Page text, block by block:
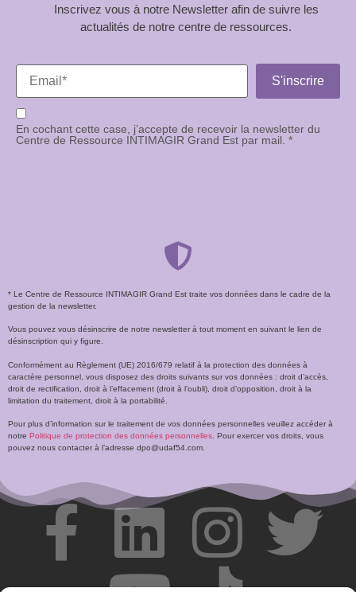
Inscrivez vous à notre Newsletter afin de suivre les
actualités de notre centre de ressources.
En cochant cette case, j’accepte de recevoir la newsletter du
Centre de Ressource INTIMAGIR Grand Est par mail. *
* Le Centre de Ressource INTIMAGIR Grand Est traite vos données dans le cadre de la
gestion de la newsletter.
Vous pouvez vous désinscrire de notre newsletter à tout moment en suivant le lien de
désinscription qui y figure.
Conformément au Règlement (UE) 2016/679 relatif à la protection des données à
caractère personnel, vous disposez des droits suivants sur vos données : droit d’accès,
droit de rectification, droit à l’effacement (droit à l’oubli), droit d’opposition, droit à la
limitation du traitement, droit à la portabilité.
Pour plus d’information sur le traitement de vos données personnelles veuillez accéder à
notre Politique de protection des données personnelles . Pour exercer vos droits, vous
pouvez nous contacter à l’adresse dpo@udaf54.com.